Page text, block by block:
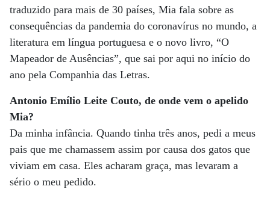
traduzido para mais de 30 países, Mia fala sobre as
consequências da pandemia do coronavírus no mundo, a
literatura em língua portuguesa e o novo livro, “O
Mapeador de Ausências”, que sai por aqui no início do
ano pela Companhia das Letras.
Antonio Emílio Leite Couto, de onde vem o apelido
Mia?
Da minha infância. Quando tinha três anos, pedi a meus
pais que me chamassem assim por causa dos gatos que
viviam em casa. Eles acharam graça, mas levaram a
sério o meu pedido.